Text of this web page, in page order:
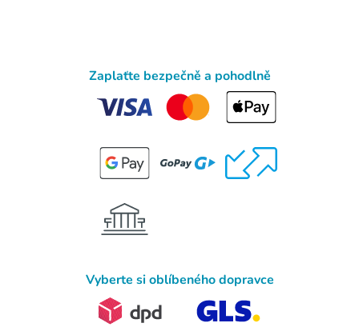
Zaplaťte bezpečně a pohodlně
Vyberte si oblíbeného dopravce